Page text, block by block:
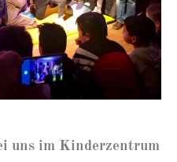
uns im Kinderzentrum